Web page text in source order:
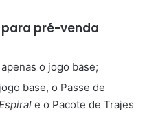
pré-venda
o jogo base;
base, o Passe de
e o Pacote de Trajes